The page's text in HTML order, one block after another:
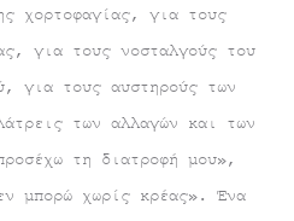
χορτοφαγίας, για τους
για τους νοσταλγούς του
για τους αυστηρούς των
των αλλαγών και των
τη διατροφή μου»,
μπορώ χωρίς κρέας». Ένα